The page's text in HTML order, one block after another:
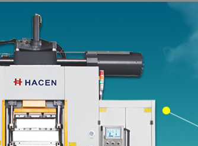
客户服务